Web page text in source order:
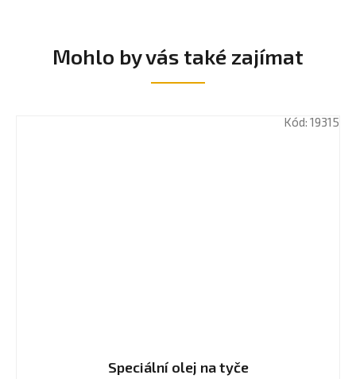
Mohlo by vás také zajímat
Speciální olej na tyče
Kód: 19315